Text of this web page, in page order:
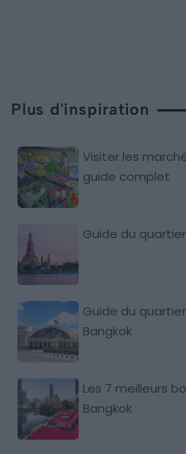
Plus d'inspiration
Visiter les
guide complet
Guide du
Guide du
Bangkok
Les 7 meilleurs
Bangkok